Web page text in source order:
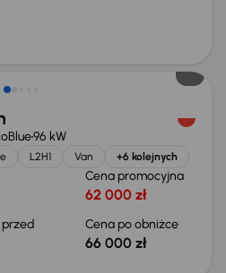
96 kW
L2H1 Van +6 kolejnych
Cena promocyjna
62 000 zł
przed
Cena po obniżce
66 000 zł